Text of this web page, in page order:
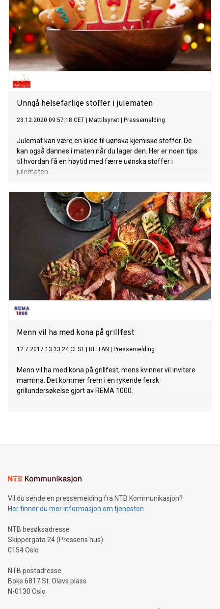
Unngå helsefarlige stoffer i julematen
23.12.2020 09:57:18 CET Mattilsynet Pressemelding
Julemat kan være en kilde til uønska kjemiske stoffer. De
kan også dannes i maten når du lager den. Her er noen tips
til hvordan få en høytid med færre uønska stoffer i
julematen.
Menn vil ha med kona på grillfest
12.7.2017 13:13:24 CEST REITAN Pressemelding
Menn vil ha med kona på grillfest, mens kvinner vil invitere
mamma. Det kommer frem i en rykende fersk
grillundersøkelse gjort av REMA 1000.
Vil du sende en pressemelding fra NTB Kommunikasjon?
Her finner du mer informasjon om tjenesten
NTB besøksadresse
Skippergata 24 (Pressens hus)
0154 Oslo
NTB postadresse
Boks 6817 St. Olavs plass
N-0130 Oslo